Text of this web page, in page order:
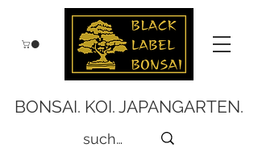
BONSAI. KOI. JAPANGARTEN.